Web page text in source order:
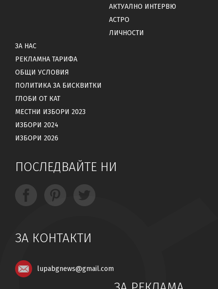
АКТУАЛНО ИНТЕРВЮ
АСТРО
ЛИЧНОСТИ
ЗА НАС
РЕКЛАМНА ТАРИФА
ОБЩИ УСЛОВИЯ
ПОЛИТИКА ЗА БИСКВИТКИ
ГЛОБИ ОТ КАТ
МЕСТНИ ИЗБОРИ 2023
ИЗБОРИ 2024
ИЗБОРИ 2026
ПОСЛЕДВАЙТЕ НИ
ЗА КОНТАКТИ
lupabgnews@gmail.com